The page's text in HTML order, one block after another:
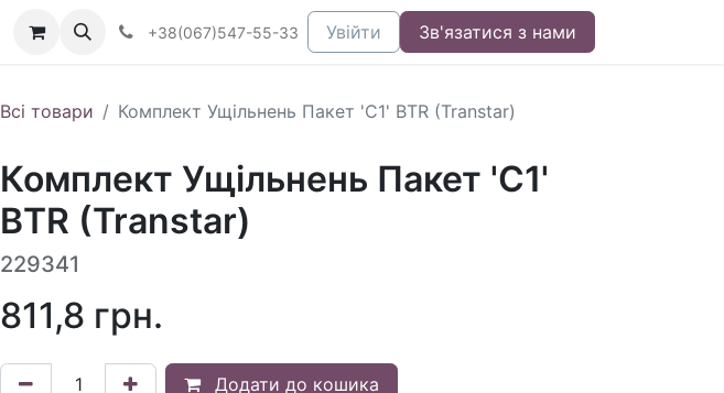
+38(067)547-55-33 Увійти Зв'язатися з нами
Всі товари Комплект Ущільнень Пакет 'C1' BTR (Transtar)
Комплект Ущільнень Пакет 'C1'
BTR (Transtar)
229341
811,8 грн.
Додати до кошика